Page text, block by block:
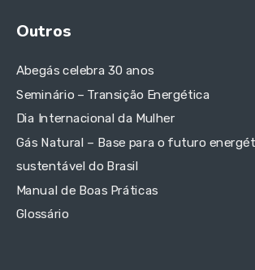
Outros
Abegás celebra 30 anos
Seminário – Transição Energética
Dia Internacional da Mulher
Gás Natural – Base para o futuro
sustentável do Brasil
Manual de Boas Práticas
Glossário